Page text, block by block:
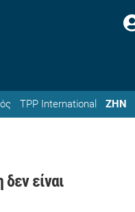
TPP International ΖΗΝ
είναι